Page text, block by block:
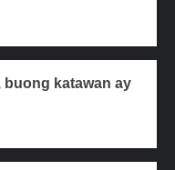
buong katawan ay